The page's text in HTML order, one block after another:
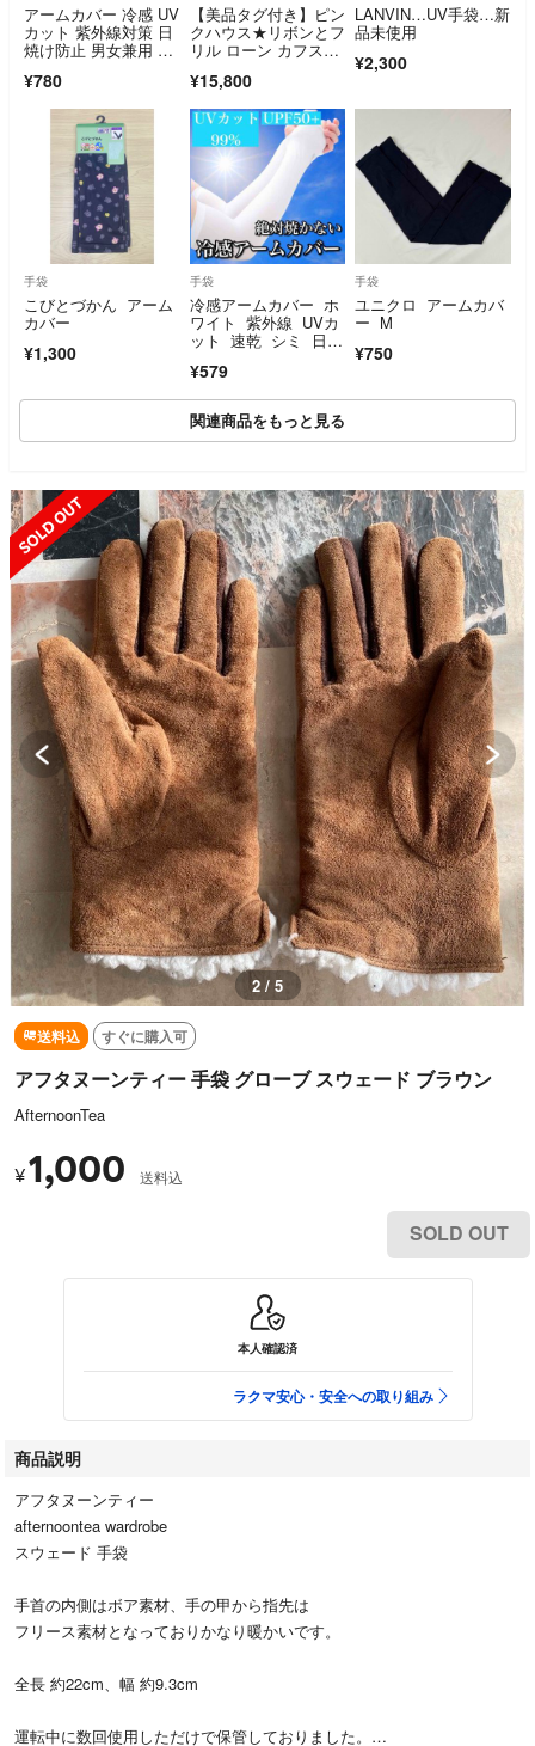
アームカバー 冷感 UV
カット 紫外線対策 日
焼け防止 男女兼用 ボ
¥780
【美品タグ付き】ピン
クハウス★リボンとフ
リル ローン カフスセ
¥15,800
LANVIN…UV手袋…新
品未使用
¥2,300
手袋
こびとづかん アーム
カバー
¥1,300
手袋
冷感アームカバー ホ
ワイト 紫外線 UVカ
ット 速乾 シミ 日焼
¥579
手袋
ユニクロ アームカバ
ー M
¥750
関連商品をもっと見る
SOLD OUT
3 / 5
送料込 すぐに購入可
アフタヌーンティー 手袋 グローブ スウェード ブラウン
AfternoonTea
¥1,000 送料込
SOLD OUT
本人確認済
ラクマ安心・安全への取り組み
商品説明
アフタヌーンティー
afternoontea wardrobe
スウェード 手袋
手首の内側はボア素材、手の甲から指先は
フリース素材となっておりかなり暖かいです。
全長 約22cm、幅 約9.3cm
運転中に数回使用しただけで保管しておりました。